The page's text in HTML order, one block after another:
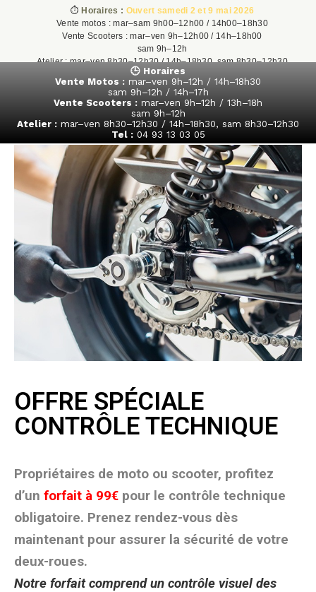
🕒 Horaires
Vente Motos : mar–ven 9h–12h / 14h–18h30
sam 9h–12h / 14h–17h
Vente Scooters : mar–ven 9h–12h / 13h–18h
sam 9h–12h
Atelier : mar–ven 8h30–12h30 / 14h–18h30, sam 8h30–12h30
Tel :04 93 13 03 05
⏱️ Horaires : Ouvert samedi 2 et 9 mai 2026
Vente motos : mar–sam 9h00–12h00 / 14h00–18h30
Vente Scooters : mar–ven 9h–12h00 / 14h–18h00
sam 9h–12h
Atelier : mar–ven 8h30–12h30 / 14h–18h30, sam 8h30–12h30
Tel : 04 93 13 03 05
OFFRE SPÉCIALE
CONTRÔLE TECHNIQUE
Propriétaires de moto ou scooter, profitez
d’un forfait à 99€ pour le contrôle technique
obligatoire. Prenez rendez-vous dès
maintenant pour assurer la sécurité de votre
deux-roues.
Notre forfait comprend un contrôle visuel des